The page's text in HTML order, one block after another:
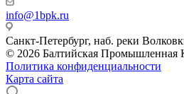
info@1bpk.ru
Санкт-Петербург, наб. реки
© 2026 Балтийская Промышленная
Политика конфиденциальности
Карта сайта